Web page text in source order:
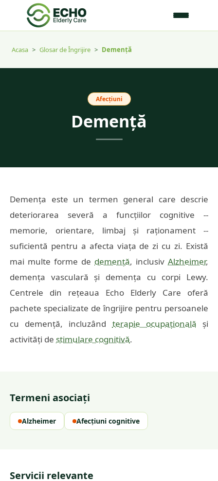
Acasa > Glosar de Îngrijire > Demență
Afecțiuni
Demență
Demența este un termen general care descrie
deteriorarea severă a funcțiilor cognitive --
memorie, orientare, limbaj și raționament --
suficientă pentru a afecta viața de zi cu zi. Există
mai multe forme de demență, inclusiv Alzheimer,
demența vasculară și demența cu corpi Lewy.
Centrele din rețeaua Echo Elderly Care oferă
pachete specializate de îngrijire pentru persoanele
cu demență, incluzând terapie ocupațională și
activități de stimulare cognitivă.
Termeni asociați
Alzheimer Afecțiuni cognitive
Servicii relevante